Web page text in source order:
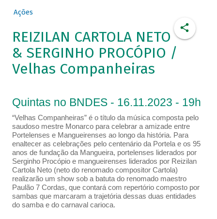
Ações
REIZILAN CARTOLA NETO
& SERGINHO PROCÓPIO /
Velhas Companheiras
Quintas no BNDES - 16.11.2023 - 19h
“Velhas Companheiras” é o título da música composta pelo
saudoso mestre Monarco para celebrar a amizade entre
Portelenses e Mangueirenses ao longo da história. Para
enaltecer as celebrações pelo centenário da Portela e os 95
anos de fundação da Mangueira, portelenses liderados por
Serginho Procópio e mangueirenses liderados por Reizilan
Cartola Neto (neto do renomado compositor Cartola)
realizarão um show sob a batuta do renomado maestro
Paulão 7 Cordas, que contará com repertório composto por
sambas que marcaram a trajetória dessas duas entidades
do samba e do carnaval carioca.